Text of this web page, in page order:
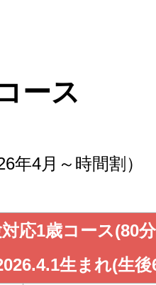
ース
年4月～時間割）
応1歳コース(80
生まれ(生